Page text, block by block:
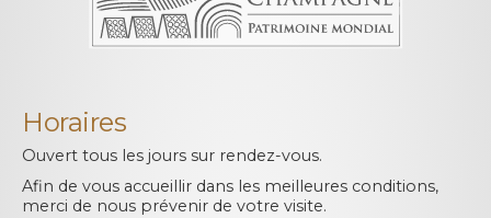
Horaires
Ouvert tous les jours sur rendez-vous.
Afin de vous accueillir dans les meilleures conditions,
merci de nous prévenir de votre visite.